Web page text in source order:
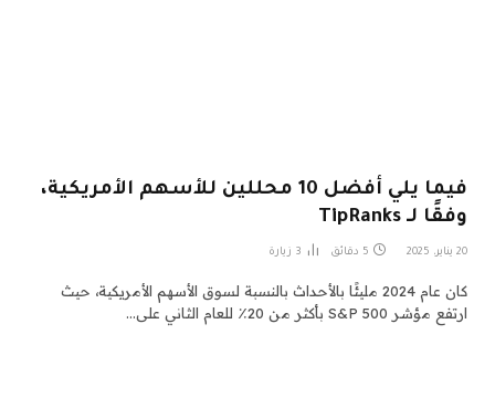
فيما يلي أفضل 10 محللين للأسهم الأمريكية،
وفقًا لـ TipRanks
20 يناير، 2025 5 دقائق 3 زيارة
كان عام 2024 مليئًا بالأحداث بالنسبة لسوق الأسهم الأمريكية، حيث
ارتفع مؤشر S&P 500 بأكثر من 20٪ للعام الثاني على…